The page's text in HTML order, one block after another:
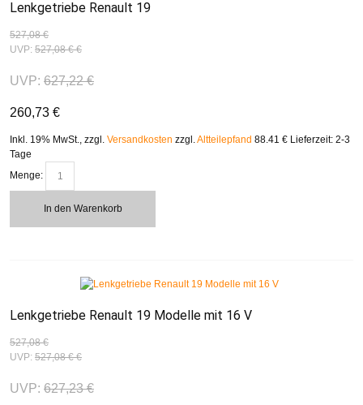
Lenkgetriebe Renault 19
527,08 €
UVP: 527,08 €€
UVP: 627,22 €
260,73 €
Inkl. 19% MwSt., zzgl. Versandkosten zzgl.Altteilepfand 88.41 € Lieferzeit: 2-3
Tage
Menge:
In den Warenkorb
Lenkgetriebe Renault 19 Modelle mit 16 V
527,08 €
UVP: 527,08 €€
UVP: 627,23 €